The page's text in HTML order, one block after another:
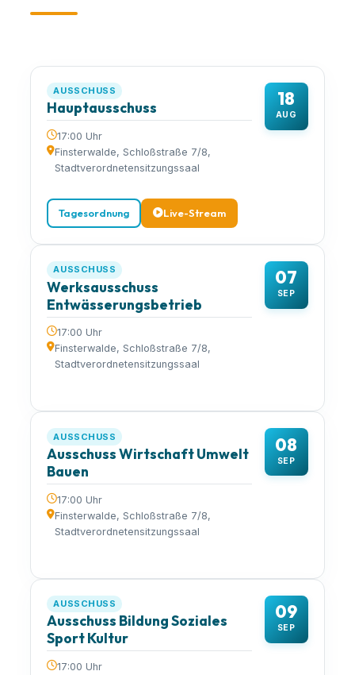
18
AUG
AUSSCHUSS
Hauptausschuss
17:00 Uhr
Finsterwalde, Schloßstraße 7/8,
Stadtverordnetensitzungssaal
Tagesordnung Live-Stream
07
SEP
AUSSCHUSS
Werksausschuss
Entwässerungsbetrieb
17:00 Uhr
Finsterwalde, Schloßstraße 7/8,
Stadtverordnetensitzungssaal
08
SEP
AUSSCHUSS
Ausschuss Wirtschaft Umwelt
Bauen
17:00 Uhr
Finsterwalde, Schloßstraße 7/8,
Stadtverordnetensitzungssaal
09
SEP
AUSSCHUSS
Ausschuss Bildung Soziales
Sport Kultur
17:00 Uhr